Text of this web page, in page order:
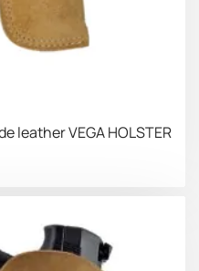
leather VEGA HOLSTER